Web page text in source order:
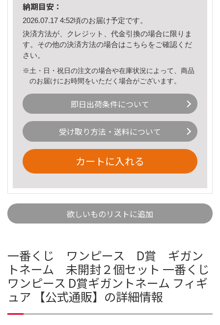
納期目安：
2026.07.17 4:52頃のお届け予定です。
決済方法が、クレジット、代金引換の場合に限りま
す。その他の決済方法の場合はこちら をご確認くだ
さい。
※土・日・祝日の注文の場合や在庫状況によって、商品
のお届けにお時間をいただく場合がございます。
即日出荷条件について
受け取り方法・送料について
カートに入れる
欲しいものリストに追加
一番くじ ワンピース D賞 ギガン
トネーム 未開封２個セット 一番くじ
ワンピース D賞ギガントネーム フィギ
ュア 【公式通販】の詳細情報